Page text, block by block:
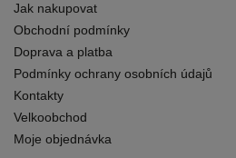
Jak nakupovat
Obchodní podmínky
Doprava a platba
Podmínky ochrany osobních údajů
Kontakty
Velkoobchod
Moje objednávka